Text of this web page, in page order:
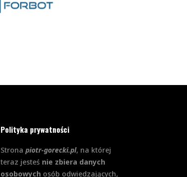
Polityka prywatności
Strona piotr-gorecki.pl, na której
teraz jesteś nie zbiera danych
osobowych osób odwiedzających,